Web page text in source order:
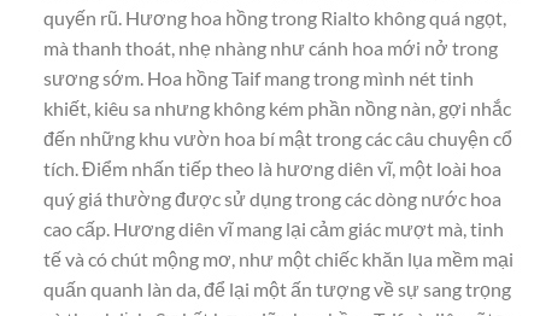
quyến rũ. Hương hoa hồng trong Rialto không quá ngọt,
mà thanh thoát, nhẹ nhàng như cánh hoa mới nở trong
sương sớm. Hoa hồng Taif mang trong mình nét tinh
khiết, kiêu sa nhưng không kém phần nồng nàn, gợi nhắc
đến những khu vườn hoa bí mật trong các câu chuyện cổ
tích. Điểm nhấn tiếp theo là hương diên vĩ, một loài hoa
quý giá thường được sử dụng trong các dòng nước hoa
cao cấp. Hương diên vĩ mang lại cảm giác mượt mà, tinh
tế và có chút mộng mơ, như một chiếc khăn lụa mềm mại
quấn quanh làn da, để lại một ấn tượng về sự sang trọng